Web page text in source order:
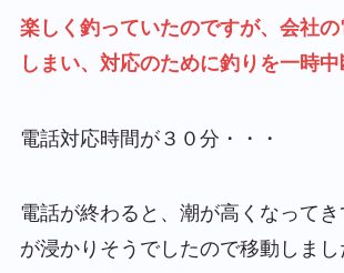
楽しく釣っていたのですが、会社
しまい、対応のために釣りを一時中
電話対応時間が３０分・・・
電話が終わると、潮が高くなって
が浸かりそうでしたので移動しまし